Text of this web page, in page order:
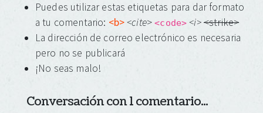
Puedes utilizar estas etiquetas para dar formato
a tu comentario: <b> <cite><code> <i><strike>
La dirección de correo electrónico es necesaria
pero no se publicará
¡No seas malo!
Conversación con 1 comentario...